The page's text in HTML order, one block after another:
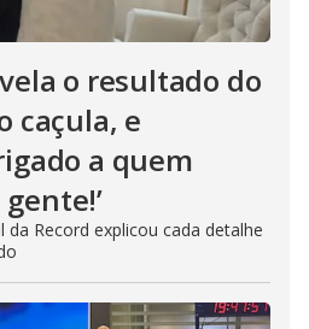
o resultado do
caçula, e
a quem
da Record explicou cada detalhe